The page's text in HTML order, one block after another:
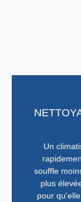
Un
souffle
plus
pour